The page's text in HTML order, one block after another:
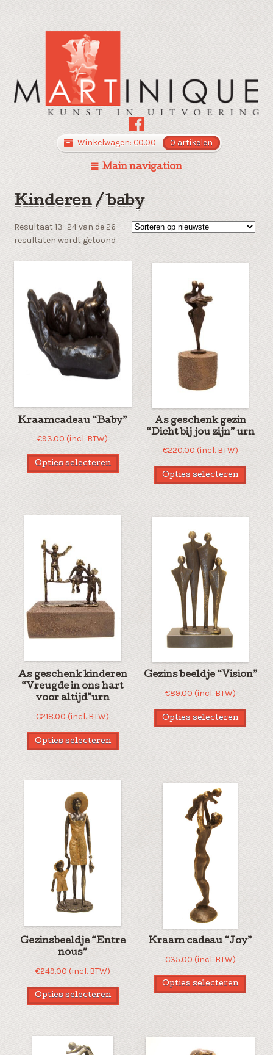
Winkelwagen: €0.00 0 artikelen
Main navigation
Kinderen / baby
Resultaat 13–24 van de 26
resultaten wordt getoondGesorteerd
Kraamcadeau “Baby”
€93.00 (incl. BTW)
Opties selecteren
As geschenk gezin
“Dicht bij jou zijn” urn
€220.00 (incl. BTW)
Opties selecteren
As geschenk kinderen
“Vreugde in ons hart
voor altijd”urn
€218.00 (incl. BTW)
Opties selecteren
Gezins beeldje “Vision”
€89.00 (incl. BTW)
Opties selecteren
Gezinsbeeldje “Entre
nous”
€249.00 (incl. BTW)
Opties selecteren
Kraam cadeau “Joy”
€35.00 (incl. BTW)
Opties selecteren